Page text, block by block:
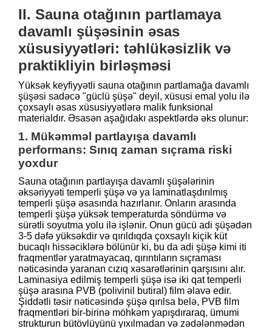
II. Sauna otağının partlamaya
davamlı şüşəsinin əsas
xüsusiyyətləri: təhlükəsizlik və
praktikliyin birləşməsi
Yüksək keyfiyyətli sauna otağının partlamağa davamlı
şüşəsi sadəcə "güclü şüşə" deyil, xüsusi emal yolu ilə
çoxsaylı əsas xüsusiyyətlərə malik funksional
materialdır. Əsasən aşağıdakı aspektlərdə əks olunur:
1. Mükəmməl partlayışa davamlı
performans: Sınıq zaman sıçrama riski
yoxdur
Sauna otağının partlayışa davamlı şüşələrinin
əksəriyyəti temperli şüşə və ya laminatlaşdırılmış
temperli şüşə əsasında hazırlanır. Onların arasında
temperli şüşə yüksək temperaturda söndürmə və
sürətli soyutma yolu ilə işlənir. Onun gücü adi şüşədən
3-5 dəfə yüksəkdir və qırıldıqda çoxsaylı kiçik küt
bucaqlı hissəciklərə bölünür ki, bu da adi şüşə kimi iti
fraqmentlər yaratmayacaq, qırıntıların sıçraması
nəticəsində yaranan cızıq xəsarətlərinin qarşısını alır.
Laminasiya edilmiş temperli şüşə isə iki qat temperli
şüşə arasına PVB (polivinil butiral) film əlavə edir.
Şiddətli təsir nəticəsində şüşə qırılsa belə, PVB film
fraqmentləri bir-birinə möhkəm yapışdıraraq, ümumi
strukturun bütövlüyünü yıxılmadan və zədələnmədən